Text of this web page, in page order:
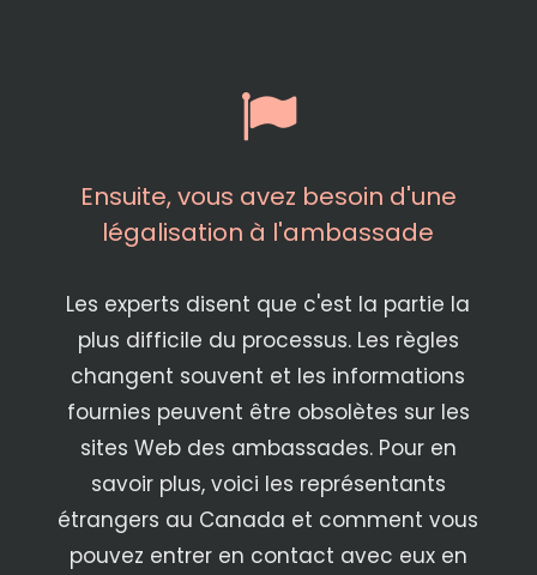
Ensuite, vous avez besoin d'une
légalisation à l'ambassade
Les experts disent que c'est la partie la
plus difficile du processus. Les règles
changent souvent et les informations
fournies peuvent être obsolètes sur les
sites Web des ambassades. Pour en
savoir plus, voici les représentants
étrangers au Canada et comment vous
pouvez entrer en contact avec eux en